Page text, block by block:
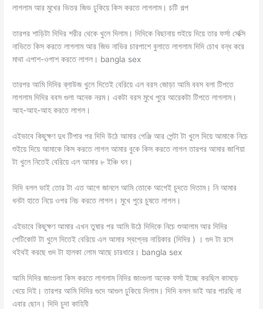
লাগলাম আর মুখের ভিতর জিভ ঢুকিয়ে কিস করতে লাগলাম। চটি গল্প
তারপর শাড়িটা দিদির শরীর থেকে খুলে দিলাম। দিদিকে বিছানায় শুইয়ে দিয়ে তার ফর্সা সেক্সি
নাভিতে কিস করতে লাগলাম আর জিভ নাভির চারপাশে বুলাতে লাগলাম দিদি চোখ বন্ধ করে
মাথা এপাশ-ওপাশ করতে লাগল। bangla sex
তারপর আমি দিদির ব্লাউজ খুলে দিতেই বেরিয়ে এল বরস জোড়া আমি ববস বলা টিপতে
লাগলাম দিদির ববস গুলা অনেক নরম। একটা বরস মুখে পুরে আরেকটা টিপতে লাগলাম।
আহ-আহ-আহ করতে লাগল।
এইভাবে কিছুক্ষণ দুধ টিপার পর দিদি উঠে আমার গেঞ্জি আর পেন্টা টা খুলে দিয়ে আমাকে নিচে
শুইয়ে দিয়ে আমাকে কিস করতে লাগল আমার বুকে কিস করতে লাগল তারপর আমার জাগিয়া
টা খুলে নিতেই বেরিয়ে এল আমার ৮ ইঞ্চি ধন।
দিদি বলল ভাই তোর টা এত আগে জানলে আমি তোকে আগেই চুদতে দিতাম। নি আমার
ধনটা হাতে নিয়ে ওপর নিচ করতে লাগল। মুখে পুরে চুষতে লাগল।
এইভাবে কিছুক্ষণ আমার এখন তুষার পর আমি উঠে দিদিকে নিচে শুআলাম আর দিদির
পেটিকোট টা খুলে দিতেই বেরিয়ে এল আমার স্বপ্নের নায়িকার (দিদির ) । গুদ টা রসে
থইথই করছে গুদ টা হালকা লোম আছে চারধারে। bangla sex
আমি দিদির জাংগুলা কিস করতে লাগলাম নিদির জাংগুলা অনেক ফর্সা ইচ্ছে করছিল কামড়ে
খেয়ে দিই। তারপর আমি দিদির গুদে আগুল ঢুকিয়ে দিলাম। দিদি বলল ভাই আর পারছি না
এবার ছোন। দিদি চুদা কাহিনী